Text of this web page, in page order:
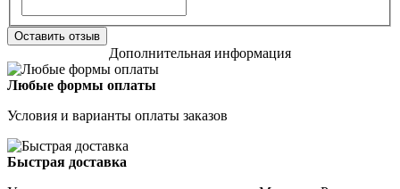
Оставить отзыв
Дополнительная информация
Любые формы оплаты
Условия и варианты оплаты заказов
Быстрая доставка